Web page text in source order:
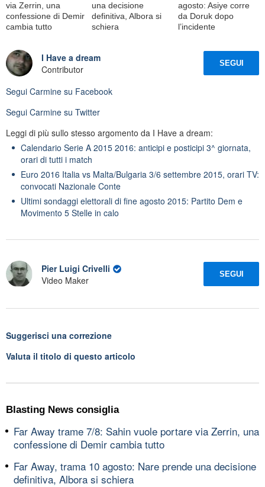
via Zerrin, una
confessione di Demir
cambia tutto
una decisione
definitiva, Albora si
schiera
agosto: Asiye corre
da Doruk dopo
l’incidente
I Have a dream
Contributor
SEGUI
Segui Carmine su Facebook
Segui Carmine su Twitter
Leggi di più sullo stesso argomento da I Have a dream:
Calendario Serie A 2015 2016: anticipi e posticipi 3^ giornata,
orari di tutti i match
Euro 2016 Italia vs Malta/Bulgaria 3/6 settembre 2015, orari TV:
convocati Nazionale Conte
Ultimi sondaggi elettorali di fine agosto 2015: Partito Dem e
Movimento 5 Stelle in calo
Pier Luigi Crivelli
Video Maker
SEGUI
Suggerisci una correzione
Valuta il titolo di questo articolo
Blasting News consiglia
Far Away trame 7/8: Sahin vuole portare via Zerrin, una
confessione di Demir cambia tutto
Far Away, trama 10 agosto: Nare prende una decisione
definitiva, Albora si schiera